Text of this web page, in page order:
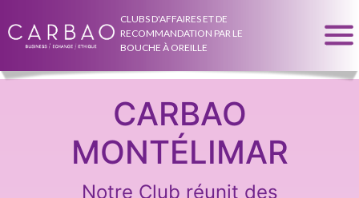
CLUBS D'AFFAIRES ET DE
RECOMMANDATION PAR LE
BOUCHE À OREILLE
CARBAO
MONTÉLIMAR
Notre Club réunit des